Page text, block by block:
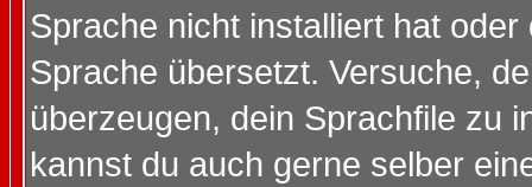
Sprache nicht installiert hat
Sprache übersetzt. Versuche,
überzeugen, dein Sprachfile zu
kannst du auch gerne selber